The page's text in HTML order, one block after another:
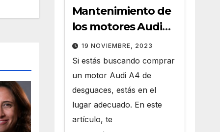
Mantenimiento de
los motores Audi
A4 de Desguaces
19 NOVIEMBRE, 2023
Si estás buscando comprar
un motor Audi A4 de
desguaces, estás en el
lugar adecuado. En este
artículo, te